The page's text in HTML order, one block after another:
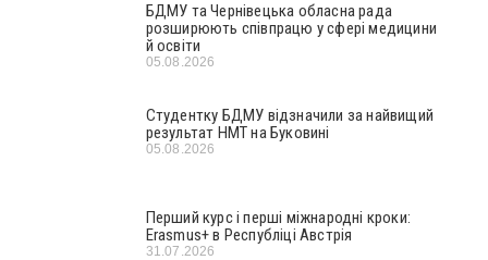
БДМУ та Чернівецька обласна рада
розширюють співпрацю у сфері медицини
й освіти
05.08.2026
Студентку БДМУ відзначили за найвищий
результат НМТ на Буковині
05.08.2026
Перший курс і перші міжнародні кроки:
Erasmus+ в Республіці Австрія
31.07.2026